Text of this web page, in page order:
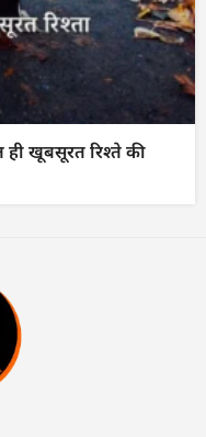
खूबसूरत रिश्ते की